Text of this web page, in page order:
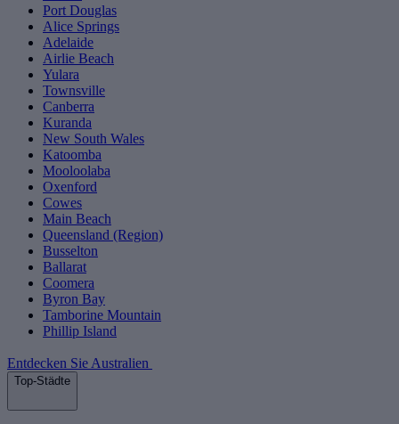
Port Douglas
Alice Springs
Adelaide
Airlie Beach
Yulara
Townsville
Canberra
Kuranda
New South Wales
Katoomba
Mooloolaba
Oxenford
Cowes
Main Beach
Queensland (Region)
Busselton
Ballarat
Coomera
Byron Bay
Tamborine Mountain
Phillip Island
Entdecken Sie Australien
Top-Städte